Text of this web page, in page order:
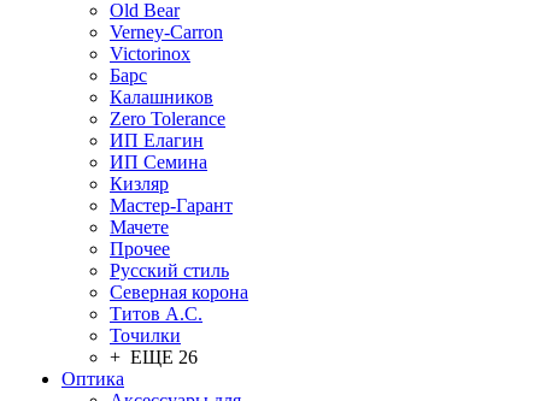
Old Bear
Verney-Carron
Victorinox
Барс
Калашников
Zero Tolerance
ИП Елагин
ИП Семина
Кизляр
Мастер-Гарант
Мачете
Прочее
Русский стиль
Северная корона
Титов А.С.
Точилки
+ ЕЩЕ 26
Оптика